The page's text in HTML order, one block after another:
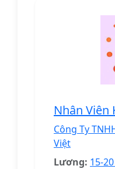
Nhân Viên
Công Ty
Việt
Lương: 15-